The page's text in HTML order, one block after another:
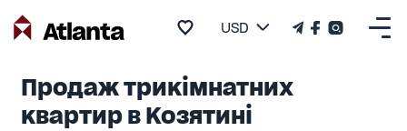
USD
Продаж трикімнатних
квартир в Козятині